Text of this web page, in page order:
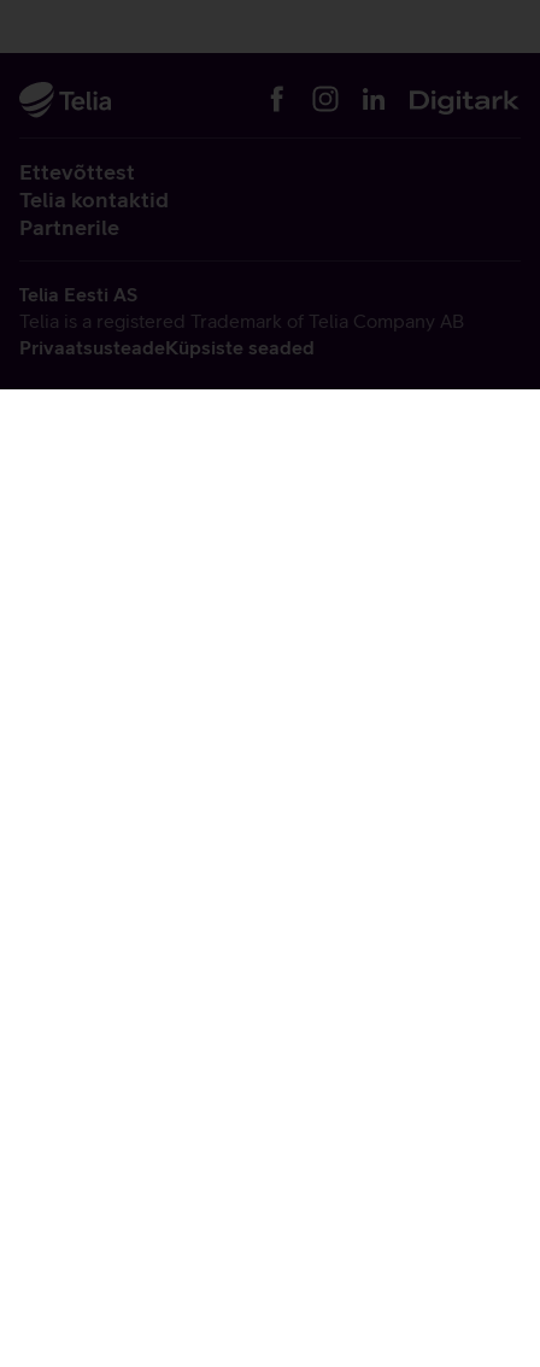
Ettevõttest
Telia kontaktid
Partnerile
Telia Eesti AS
Telia is a registered Trademark of Telia Company AB
PrivaatsusteadeKüpsiste seaded